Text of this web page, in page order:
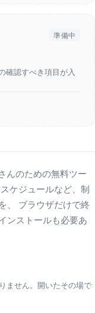
準備中
確認すべき項目が入
んのための無料ツー
ケジュールなど、制
、 ブラウザだけで終
ンストールも必要あ
ません。開いたその場で